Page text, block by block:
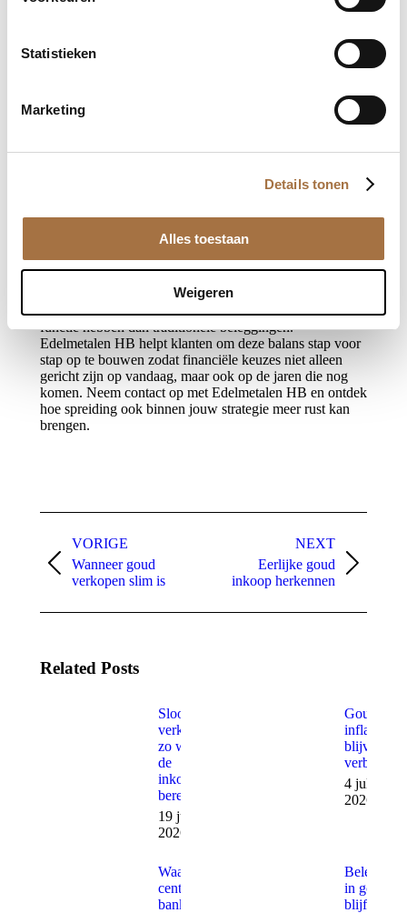
Statistieken
Marketing
Details tonen
Alles toestaan
Weigeren
Daardoor ontstaat inzicht in de vraag of de huidige
verdeling van vermogen nog aansluit bij persoonlijke
hebben aan meer stabiliteit, terwijl anderen juist meer
spreiding willen toevoegen. Juist deze
in plaats van impulsief te reageren op marktnieuws.
Lange termijn denken blijft essentieel
strategie die aansluit bij lange termijn doelen. Spreiding
speelt daarin een centrale rol. Door bewust verschillende
sterkere basis voor de toekomst. Goud en zilver kunnen
daarin waardevolle onderdelen zijn omdat zij een andere
functie hebben dan traditionele beleggingen.
Edelmetalen HB helpt klanten om deze balans stap voor
stap op te bouwen zodat financiële keuzes niet alleen
gericht zijn op vandaag, maar ook op de jaren die nog
komen. Neem contact op met Edelmetalen HB en ontdek
hoe spreiding ook binnen jouw strategie meer rust kan
brengen.
navigation
VORIGE
Vorige
Wanneer goud
verkopen slim is
NEXT
Volgende
Eerlijke goud
inkoop herkennen
Related Posts
Sloopzilver
verkopen:
zo wordt
de
inkoopprijs
berekend
19 juli
2026
Goud en
inflatie
blijven
verbonden
4 juli
2026
Waarom
centrale
banken
Beleggen
in goud
blijft